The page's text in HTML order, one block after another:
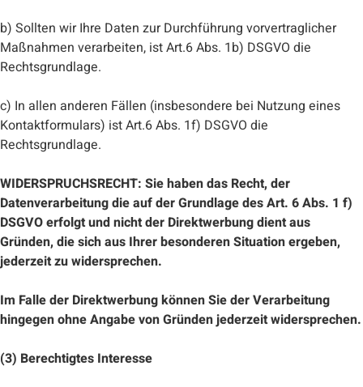
b) Sollten wir Ihre Daten zur Durchführung vorvertraglicher
Maßnahmen verarbeiten, ist Art.6 Abs. 1b) DSGVO die
Rechtsgrundlage.
c) In allen anderen Fällen (insbesondere bei Nutzung eines
Kontaktformulars) ist Art.6 Abs. 1f) DSGVO die
Rechtsgrundlage.
WIDERSPRUCHSRECHT: Sie haben das Recht, der
Datenverarbeitung die auf der Grundlage des Art. 6 Abs. 1 f)
DSGVO erfolgt und nicht der Direktwerbung dient aus
Gründen, die sich aus Ihrer besonderen Situation ergeben,
jederzeit zu widersprechen.
Im Falle der Direktwerbung können Sie der Verarbeitung
hingegen ohne Angabe von Gründen jederzeit widersprechen.
(3) Berechtigtes Interesse